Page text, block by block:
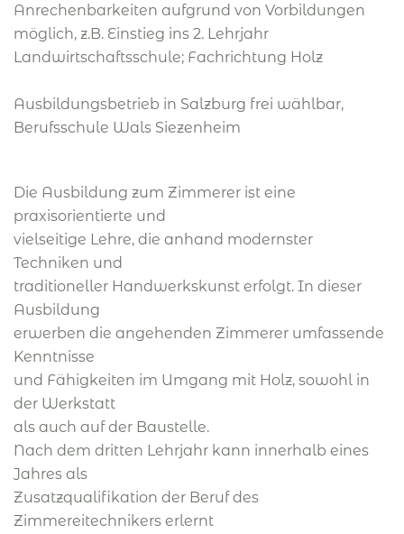
Anrechenbarkeiten aufgrund von Vorbildungen
möglich, z.B. Einstieg ins 2. Lehrjahr
Landwirtschaftsschule; Fachrichtung Holz
Ausbildungsbetrieb in Salzburg frei wählbar,
Berufsschule Wals Siezenheim
Die Ausbildung zum Zimmerer ist eine
praxisorientierte und
vielseitige Lehre, die anhand modernster
Techniken und
traditioneller Handwerkskunst erfolgt. In dieser
Ausbildung
erwerben die angehenden Zimmerer umfassende
Kenntnisse
und Fähigkeiten im Umgang mit Holz, sowohl in
der Werkstatt
als auch auf der Baustelle.
Nach dem dritten Lehrjahr kann innerhalb eines
Jahres als
Zusatzqualifikation der Beruf des
Zimmereitechnikers erlernt